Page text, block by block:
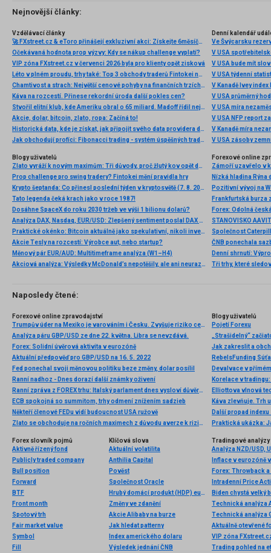
několik příkladů nejznámějších z nich.
Nejnovější články:
Vzdělávací články
🚀 FXstreet.cz & eToro přinášejí exkluzivní akci: Získejte 6měsíční členství ve VIP zóně ZDARMA
Očekávaná hodnota prop výzvy: Kdy se nákup challenge vyplatí?
VIP zóna FXstreet.cz v červenci 2026 byla pro klienty opět zisková
Léto v plném proudu, trhy také: Top 3 obchody traderů Fintokei na indexech a zlatě
Chamtivost a strach: Největší cenové pohyby na finančních trzích (červenec 2026)
Káva na rozcestí. Přinese rekordní úroda další pokles cen?
Stvořil elitní klub, kde Ameriku obral o 65 miliard. Madoff řídil největší Ponzi dějin
Akcie, dolar, bitcoin, zlato, ropa: Začíná to!
Historická data, kde je získat, jak připojit svého data providera do MultiCharts a proč je budeme potřebovat? (4. díl)
Jak obchodují profíci: Fibonacci trading - systém úspěšných traderů
Denní kalendář
Ve Švýcarsku
V USA
V USA bude mít
V USA týdenní
V Kanadě Ivey index
V USA průměrný
V USA míra
V USA NFP report
V Kanadě míra
V USA zásoby
Blogy uživatelů
Zlato vyráží k novým maximům: Tři důvody, proč žlutý kov opět dominuje
Prop challenge pro swing tradery? Fintokei mění pravidla hry
Krypto šeptanda: Co přinesl poslední týden v kryptosvětě (7. 8. 2026)
Tato legenda čeká krach jako v roce 1987!
Dosáhne SpaceX do roku 2030 tržeb ve výši 1 bilionu dolarů?
Analýza DAX, Nasdaq, EUR/USD: Zlepšený sentiment poslal DAX na nová maxima
Praktické okénko: Bitcoin aktuálně jako spekulativní, nikoli investiční aktivum
Akcie Tesly na rozcestí: Výrobce aut, nebo startup?
Měnový pár EUR/AUD: Multitimeframe analýza (W1–H4)
Akciová analýza: Výsledky McDonald’s nepotěšily, ale ani neurazily. Jakou vizi společnost prezentovala?
Forexové online
Nízká hladina
Pozitivní vývoj na
Frankfurtská burza
Denní shrnutí:
Tři trhy, které
Naposledy čtené:
Forexové online zpravodajství
Trumpův úder na Mexiko je varováním i Česku. Zvyšuje riziko cel na evropská auta
Analýza páru GBP/USD ze dne 22. května. Libra se nevzdává.
Forex: Solidní úvěrová aktivita v eurozóně
Aktuální předpověď pro GBP/USD na 16. 5. 2022
Fed ponechal svoji měnovou politiku beze změny, dolar posílil
Ranní nadhoz - Dnes dorazí další známky oživení
Ranní zpráva z FOREX trhu: Italský parlament dnes vysloví důvěru nové vládě
ECB spokojná so summitom, trhy odmení znížením sadzieb
Někteří členové FEDu vidí budoucnost USA ružově
Zlato se obchoduje na ročních maximech z důvodu averze k riziku
Blogy uživatelů
Pojetí Forexu
„Strašidelný“
Jak zakreslit a
RebelsFunding
Devalvace v
Korelace v
Další propad
Praktická ukázka:
Forex slovník pojmů
Aktivně řízený fond
Publicly traded company
Bull position
Forward
BTF
Front month
Spotový trh
Fair market value
Symbol
Fill
Klíčová slova
Aktuální volatilita
Anthilia Capital
Pověst
Společnost Oracle
Hrubý domácí produkt (HDP) eurozóny
Změny ve zdanění
Akcie Alibaby na burze
Jak hledat patterny
Index amerického dolaru
Výsledek jednání ČNB
Tradingové analýzy
Analýza NZD/USD,
Inflace v eurozóně
Forex: Throwback
Intradenní Price
Biden chystá velký
Technická analýza
Technická analýza
Aktuálně otevřené
Trading pohled na